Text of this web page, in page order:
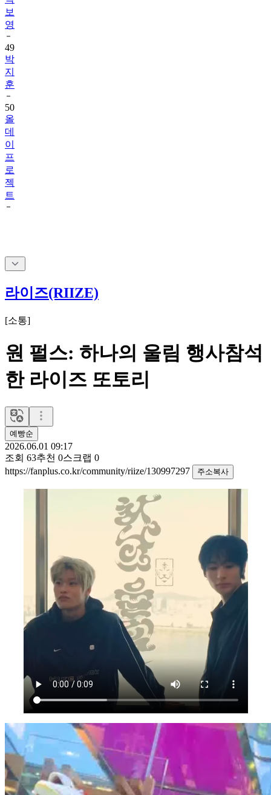
보
영
49
박
지
훈
50
올
데
이
프
로
젝
트
라이즈(RIIZE)
[소통]
원 펄스: 하나의 울림 행사참석
한 라이즈 또토리
예빵순
2026.06.01 09:17
조회 63추천 0스크랩 0
https://fanplus.co.kr/community/riize/130997297
주소복사